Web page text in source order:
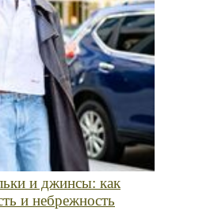
и джинсы: как
и небрежность